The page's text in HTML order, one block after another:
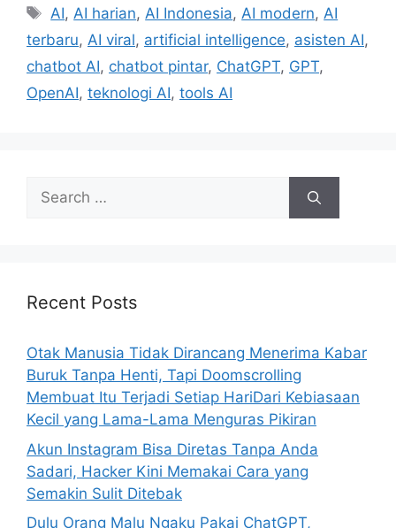
e
g
o
r
T
a
s
AI,AI harian,AI Indonesia,AI modern,AI
terbaru, AI viral, artificial intelligence, asisten AI,
chatbot AI, chatbot pintar, ChatGPT, GPT,
OpenAI, teknologi AI, tools AI
h
r
:
Recent Posts
Otak Manusia Tidak Dirancang Menerima Kabar
Buruk Tanpa Henti, Tapi Doomscrolling
Membuat Itu Terjadi Setiap HariDari Kebiasaan
Kecil yang Lama-Lama Menguras Pikiran
Akun Instagram Bisa Diretas Tanpa Anda
Sadari, Hacker Kini Memakai Cara yang
Semakin Sulit Ditebak
Dulu Orang Malu Ngaku Pakai ChatGPT,